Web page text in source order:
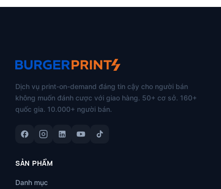
Dịch vụ print-on-demand đáng tin cậy cho người bán
không muốn đánh cược với giao hàng. 50+ cơ sở. 160+
quốc gia. 10.000+ người bán.
SẢN PHẨM
Danh mục